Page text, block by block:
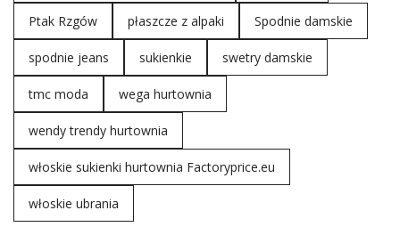
Ptak Rzgów płaszcze z alpaki Spodnie damskie
spodnie jeans sukienkie swetry damskie
tmc moda wega hurtownia
wendy trendy hurtownia
włoskie sukienki hurtownia Factoryprice.eu
włoskie ubrania